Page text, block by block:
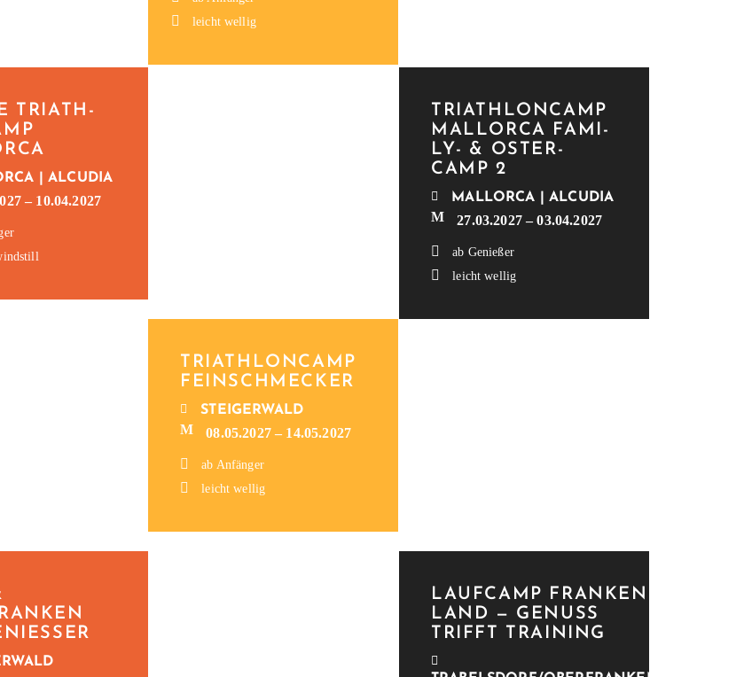
leicht wellig
TRI­ATH­
| ALCUDIA
– 10.04.2027
TRI­ATH­LON­CAMP
MAL­LOR­CA FAMI­­
LY- & OSTER­
CAMP 2
MAL­LOR­CA | ALCUDIA
27.03.2027 – 03.04.2027
ab Genießer
leicht wellig
TRI­ATH­LON­CAMP
FEINSCHMECKER
STEIGERWALD
08.05.2027 – 14.05.2027
ab Anfänger
leicht wellig
LAUF­CAMP FRAN­KEN­
LAND — GENUSS
TRIFFT TRAINING